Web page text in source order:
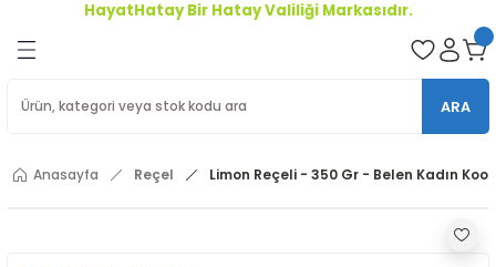
HayatHatay Bir Hatay Valiliği Markasıdır.
ARA
Anasayfa Reçel Limon Reçeli - 350 Gr - Belen Kadın